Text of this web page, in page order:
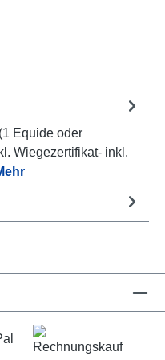
Equide oder
Wiegezertifikat- inkl.